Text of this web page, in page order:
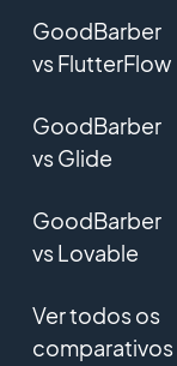
GoodBarber
vs FlutterFlow
GoodBarber
vs Glide
GoodBarber
vs Lovable
Ver todos os
comparativos